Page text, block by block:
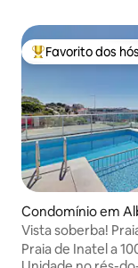
Favoritos dos
Favorito dos
Condomínio em
Olhos de Água
Vista soberba!
centro histórico a
Praia de Inatel a